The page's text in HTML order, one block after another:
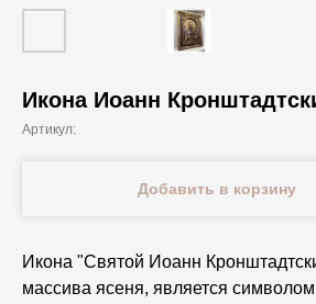
Икона Иоанн
Артикул:
Добавить в корзину
Икона "Святой Иоанн
массива ясеня, является